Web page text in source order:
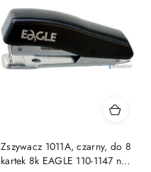
Zszywacz 1011A, czarny, do 8
kartek 8k EAGLE 110-1147 na